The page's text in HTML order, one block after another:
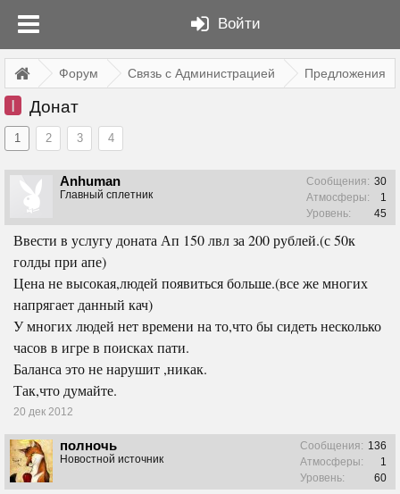
Войти
Форум Связь с Администрацией Предложения
I Донат
1 2 3 4
Anhuman
Главный сплетник
Сообщения: 30
Атмосферы:
1
Уровень:
45
Ввести в услугу доната Ап 150 лвл за 200 рублей.(с 50к
голды при апе)
Цена не высокая,людей появиться больше.(все же многих
напрягает данный кач)
У многих людей нет времени на то,что бы сидеть несколько
часов в игре в поисках пати.
Баланса это не нарушит ,никак.
Так,что думайте.
20 дек 2012
полночь
Новостной источник
Сообщения: 136
Атмосферы:
1
Уровень:
60